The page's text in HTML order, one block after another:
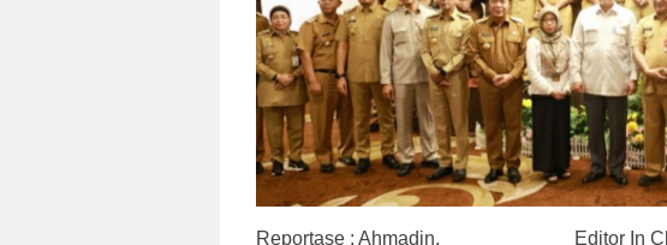
Reportase : Ahmadin. Editor In